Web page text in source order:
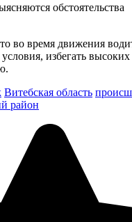
обстоятельства
во время движения
избегать высоких
Витебская область
район